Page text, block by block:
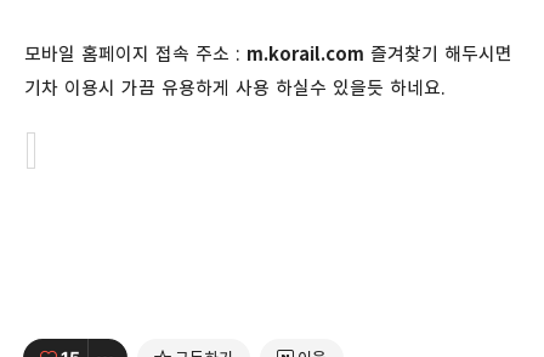
모바일 홈페이지 접속 주소 : m.korail.com 즐겨찾기 해두시면
기차 이용시 가끔 유용하게 사용 하실수 있을듯 하네요.